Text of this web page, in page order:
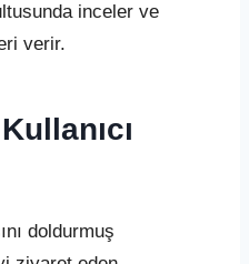
inceler ve
verir.
doldurmuş